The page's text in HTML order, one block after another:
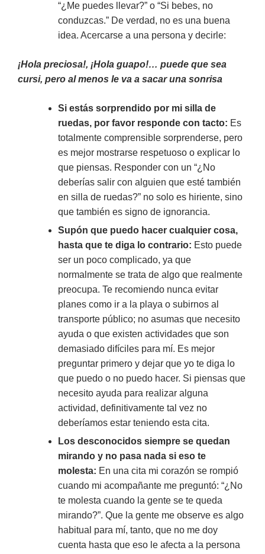
“¿Me puedes llevar?” o “Si bebes, no
conduzcas.” De verdad, no es una buena
idea. Acercarse a una persona y decirle:
¡Hola preciosa!, ¡Hola guapo!… puede que sea
cursi, pero al menos le va a sacar una sonrisa
Si estás sorprendido por mi silla de
ruedas, por favor responde con tacto: Es
totalmente comprensible sorprenderse, pero
es mejor mostrarse respetuoso o explicar lo
que piensas. Responder con un “¿No
deberías salir con alguien que esté también
en silla de ruedas?” no solo es hiriente, sino
que también es signo de ignorancia.
Supón que puedo hacer cualquier cosa,
hasta que te diga lo contrario: Esto puede
ser un poco complicado, ya que
normalmente se trata de algo que realmente
preocupa. Te recomiendo nunca evitar
planes como ir a la playa o subirnos al
transporte público; no asumas que necesito
ayuda o que existen actividades que son
demasiado difíciles para mí. Es mejor
preguntar primero y dejar que yo te diga lo
que puedo o no puedo hacer. Si piensas que
necesito ayuda para realizar alguna
actividad, definitivamente tal vez no
deberíamos estar teniendo esta cita.
Los desconocidos siempre se quedan
mirando y no pasa nada si eso te
molesta: En una cita mi corazón se rompió
cuando mi acompañante me preguntó: “¿No
te molesta cuando la gente se te queda
mirando?”. Que la gente me observe es algo
habitual para mí, tanto, que no me doy
cuenta hasta que eso le afecta a la persona